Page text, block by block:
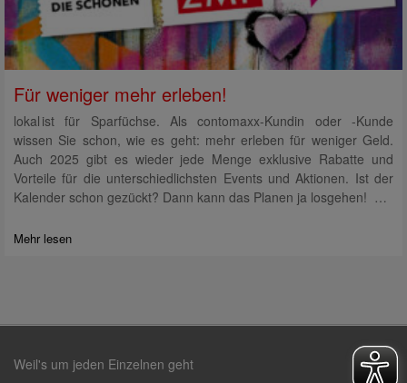
Für weniger mehr erleben!
lokal ist für Sparfüchse. Als contomaxx-Kundin oder -Kunde
wissen Sie schon, wie es geht: mehr erleben für weniger Geld.
Auch 2025 gibt es wieder jede Menge exklusive Rabatte und
Vorteile für die unterschiedlichsten Events und Aktionen. Ist der
Kalender schon gezückt? Dann kann das Planen ja losgehen! …
Mehr lesen
Weil's um jeden Einzelnen geht